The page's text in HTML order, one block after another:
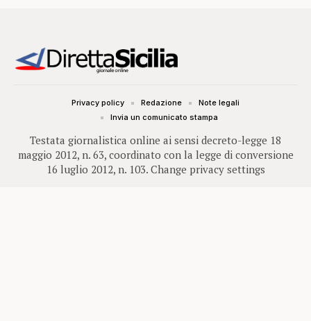
Testata giornalistica online ai sensi decreto-legge 18
maggio 2012, n. 63, coordinato con la legge di conversione
16 luglio 2012, n. 103. Change privacy settings
Privacy policy Redazione
Note legali
Invia un comunicato stampa